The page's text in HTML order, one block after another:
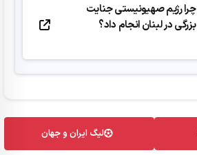
چرا رژیم صهیونیستی جنایت
بزرگی در لبنان انجام داد؟
لیگ ایران و جهان